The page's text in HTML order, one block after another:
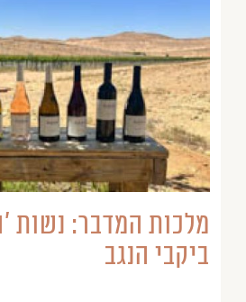
מלכות המדבר: נשות
ביקבי הנגב